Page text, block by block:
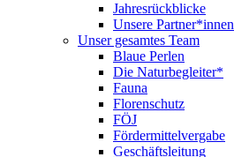
Jahresrückblicke
Unsere Partner*innen
Unser gesamtes Team
Blaue Perlen
Die Naturbegleiter*
Fauna
Florenschutz
FÖJ
Fördermittelvergabe
Geschäftsleitung